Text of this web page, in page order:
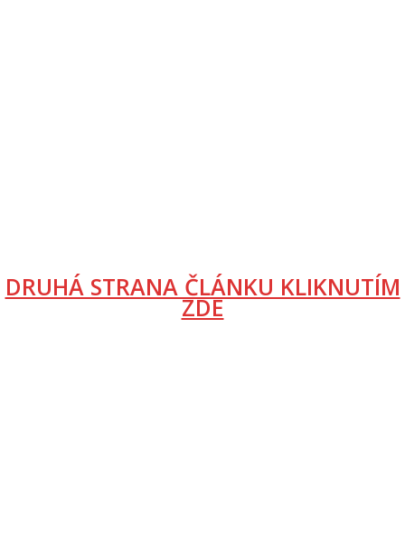
DRUHÁ STRANA ČLÁNKU KLIKNUTÍM
ZDE